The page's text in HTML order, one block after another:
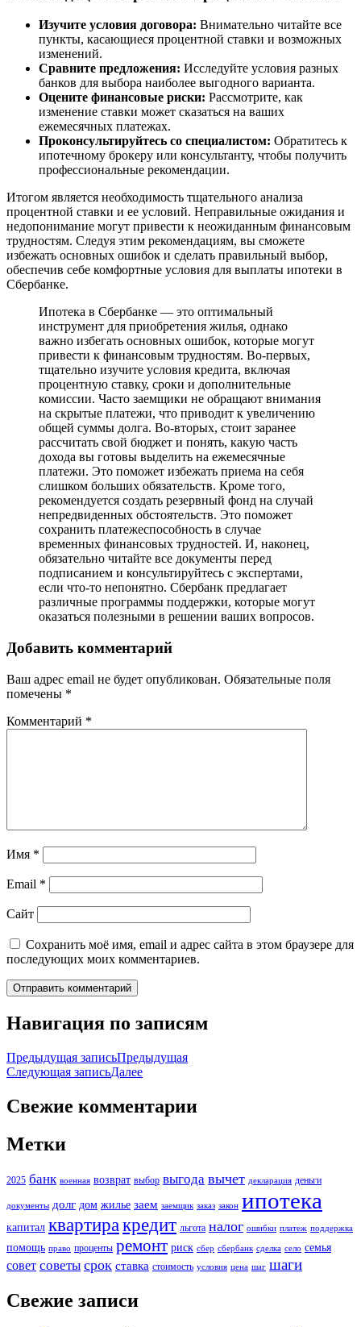
Изучите условия договора: Внимательно читайте все
пункты, касающиеся процентной ставки и возможных
изменений.
Сравните предложения: Исследуйте условия разных
банков для выбора наиболее выгодного варианта.
Оцените финансовые риски: Рассмотрите, как
изменение ставки может сказаться на ваших
ежемесячных платежах.
Проконсультируйтесь со специалистом: Обратитесь к
ипотечному брокеру или консультанту, чтобы получить
профессиональные рекомендации.
Итогом является необходимость тщательного анализа
процентной ставки и ее условий. Неправильные ожидания и
недопонимание могут привести к неожиданным финансовым
трудностям. Следуя этим рекомендациям, вы сможете
избежать основных ошибок и сделать правильный выбор,
обеспечив себе комфортные условия для выплаты ипотеки в
Сбербанке.
Ипотека в Сбербанке — это оптимальный
инструмент для приобретения жилья, однако
важно избегать основных ошибок, которые могут
привести к финансовым трудностям. Во-первых,
тщательно изучите условия кредита, включая
процентную ставку, сроки и дополнительные
комиссии. Часто заемщики не обращают внимания
на скрытые платежи, что приводит к увеличению
общей суммы долга. Во-вторых, стоит заранее
рассчитать свой бюджет и понять, какую часть
дохода вы готовы выделить на ежемесячные
платежи. Это поможет избежать приема на себя
слишком больших обязательств. Кроме того,
рекомендуется создать резервный фонд на случай
непредвиденных обстоятельств. Это поможет
сохранить платежеспособность в случае
временных финансовых трудностей. И, наконец,
обязательно читайте все документы перед
подписанием и консультируйтесь с экспертами,
если что-то непонятно. Сбербанк предлагает
различные программы поддержки, которые могут
оказаться полезными в решении ваших вопросов.
Добавить комментарий
Ваш адрес email не будет опубликован. Обязательные поля
помечены *
Комментарий *
Имя *
Email *
Сайт
Сохранить моё имя, email и адрес сайта в этом браузере для
последующих моих комментариев.
Навигация по записям
Предыдущая записьПредыдущая
Следующая записьДалее
Свежие комментарии
Метки
2025 банк военная возврат выбор выгода вычет декларация деньги
документы долг дом жилье заем заемщик заказ закон ипотека
капитал квартиракредит льгота налог ошибки платеж поддержка
помощь право проценты ремонт риск сбер сбербанк сделка село семья
совет советы срок ставка стоимость условия цена шаг шаги
Свежие записи